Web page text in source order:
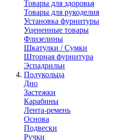
Товары для здоровья
Товары для рукоделия
Установка фурнитуры
Уцененные товары
Флизелины
Шкатулки / Сумки
Шторная фурнитура
Эспадрильи
Полукольца
Дно
Застежки
Карабины
Лента-ремень
Основа
Подвески
Ручки